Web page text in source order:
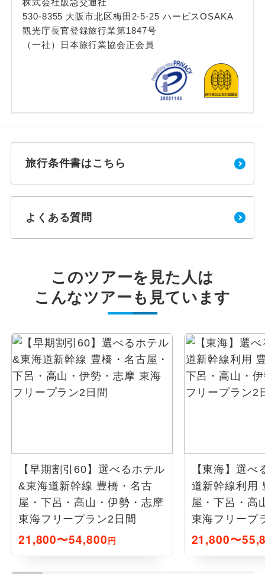
株式会社阪急交通社
530-8355 大阪市北区梅田2-5-25 ハービスOSAKA
観光庁長官登録旅行業第1847号
（一社）日本旅行業協会正会員
旅行条件書はこちら
よくある質問
このツアーを見た人は
こんなツアーも見ています
【早期割引60】選べるホテル
&東海道新幹線 豊橋・名古
屋・下呂・高山・伊勢・志摩
東海フリープラン2日間
21,800〜54,800円
【東海】選
道新幹線利用
屋・下呂・高
東海フリープ
21,800〜